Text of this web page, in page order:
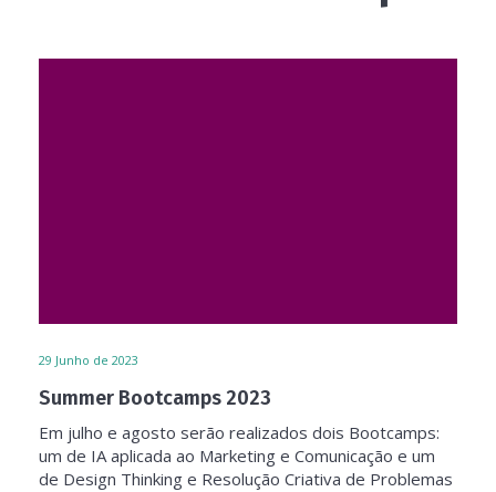
29 Junho de 2023
Summer Bootcamps 2023
Em julho e agosto serão realizados dois Bootcamps:
um de IA aplicada ao Marketing e Comunicação e um
de Design Thinking e Resolução Criativa de Problemas